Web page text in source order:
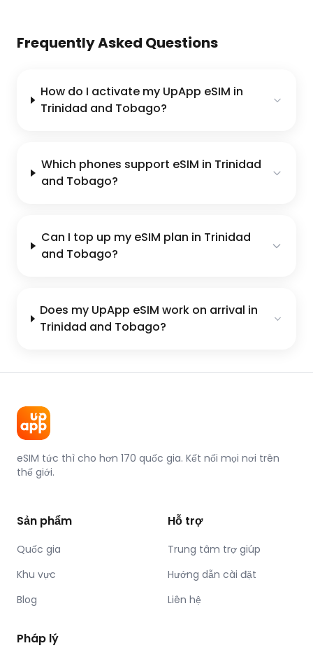
Frequently Asked Questions
How do I activate my UpApp eSIM in
Trinidad and Tobago?
Which phones support eSIM in Trinidad
and Tobago?
Can I top up my eSIM plan in Trinidad
and Tobago?
Does my UpApp eSIM work on arrival in
Trinidad and Tobago?
eSIM tức thì cho hơn 170 quốc gia. Kết nối mọi nơi trên
thế giới.
Sản phẩm
Quốc gia
Khu vực
Blog
Hỗ trợ
Trung tâm trợ giúp
Hướng dẫn cài đặt
Liên hệ
Pháp lý